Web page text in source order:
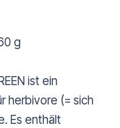
g
ist ein
herbivore (= sich
Es enthält